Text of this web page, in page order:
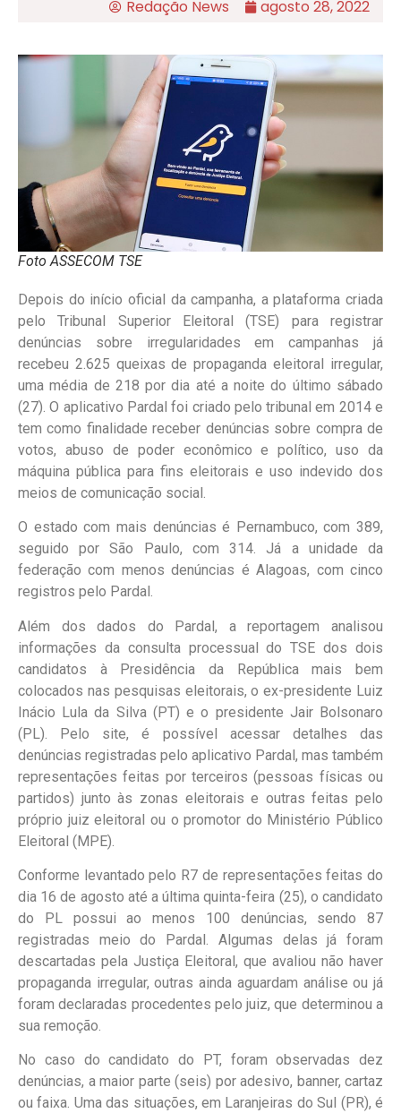
Redação News agosto 28, 2022
Foto ASSECOM TSE
Depois do início oficial da campanha, a plataforma criada
pelo Tribunal Superior Eleitoral (TSE) para registrar
denúncias sobre irregularidades em campanhas já
recebeu 2.625 queixas de propaganda eleitoral irregular,
uma média de 218 por dia até a noite do último sábado
(27). O aplicativo Pardal foi criado pelo tribunal em 2014 e
tem como finalidade receber denúncias sobre compra de
votos, abuso de poder econômico e político, uso da
máquina pública para fins eleitorais e uso indevido dos
meios de comunicação social.
O estado com mais denúncias é Pernambuco, com 389,
seguido por São Paulo, com 314. Já a unidade da
federação com menos denúncias é Alagoas, com cinco
registros pelo Pardal.
Além dos dados do Pardal, a reportagem analisou
informações da consulta processual do TSE dos dois
candidatos à Presidência da República mais bem
colocados nas pesquisas eleitorais, o ex-presidente Luiz
Inácio Lula da Silva (PT) e o presidente Jair Bolsonaro
(PL). Pelo site, é possível acessar detalhes das
denúncias registradas pelo aplicativo Pardal, mas também
representações feitas por terceiros (pessoas físicas ou
partidos) junto às zonas eleitorais e outras feitas pelo
próprio juiz eleitoral ou o promotor do Ministério Público
Eleitoral (MPE).
Conforme levantado pelo R7 de representações feitas do
dia 16 de agosto até a última quinta-feira (25), o candidato
do PL possui ao menos 100 denúncias, sendo 87
registradas meio do Pardal. Algumas delas já foram
descartadas pela Justiça Eleitoral, que avaliou não haver
propaganda irregular, outras ainda aguardam análise ou já
foram declaradas procedentes pelo juiz, que determinou a
sua remoção.
No caso do candidato do PT, foram observadas dez
denúncias, a maior parte (seis) por adesivo, banner, cartaz
ou faixa. Uma das situações, em Laranjeiras do Sul (PR), é